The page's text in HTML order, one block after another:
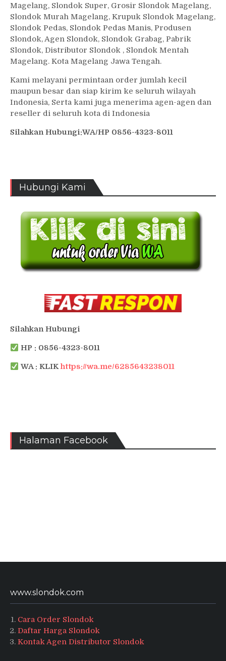
Magelang, Slondok Super, Grosir Slondok Magelang,
Slondok Murah Magelang, Krupuk Slondok Magelang,
Slondok Pedas, Slondok Pedas Manis, Produsen
Slondok, Agen Slondok, Slondok Grabag, Pabrik
Slondok, Distributor Slondok , Slondok Mentah
Magelang. Kota Magelang Jawa Tengah.
Kami melayani permintaan order jumlah kecil
maupun besar dan siap kirim ke seluruh wilayah
Indonesia, Serta kami juga menerima agen-agen dan
reseller di seluruh kota di Indonesia
Silahkan Hubungi:WA/HP 0856-4323-8011
Hubungi Kami
Silahkan Hubungi
HP : 0856-4323-8011
WA : KLIKhttps://wa.me/6285643238011
Halaman Facebook
www.slondok.com
Cara Order Slondok
Daftar Harga Slondok
Kontak Agen Distributor Slondok